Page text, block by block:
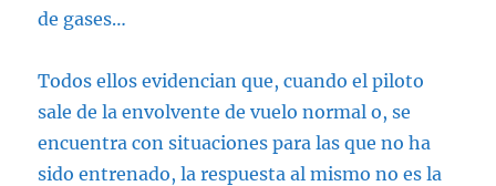
de gases…
Todos ellos evidencian que, cuando el piloto
sale de la envolvente de vuelo normal o, se
encuentra con situaciones para las que no ha
sido entrenado, la respuesta al mismo no es la